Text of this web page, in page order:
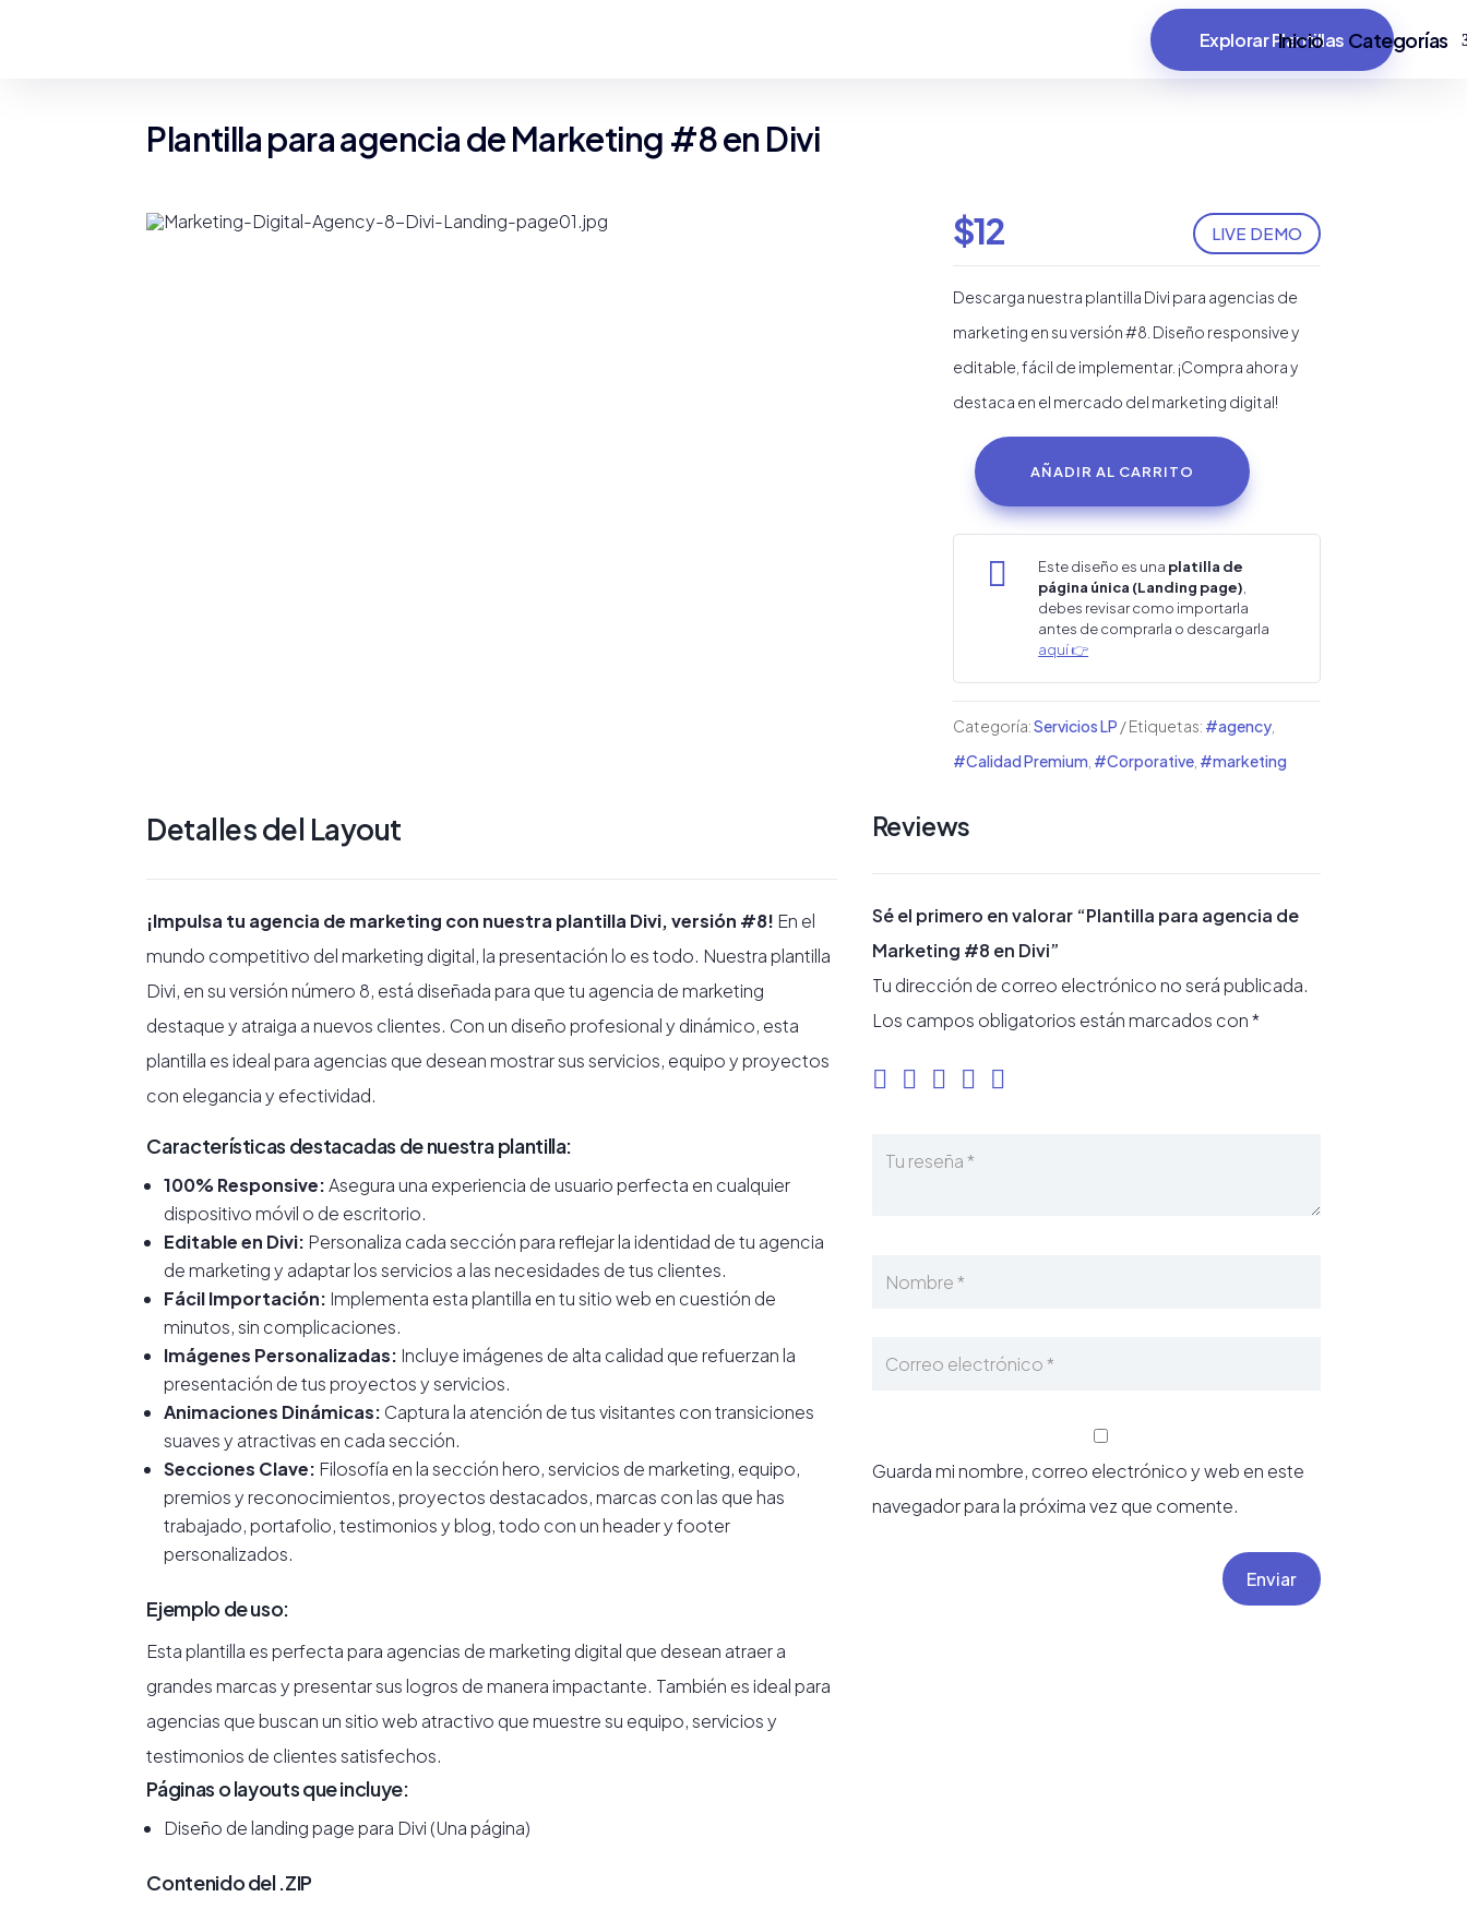
Inicio Categorías
Explorar Plantillas
Plantilla para agencia de Marketing #8 en Divi
LIVE DEMO
$12
Descarga nuestra plantilla Divi para agencias de
marketing en su versión #8. Diseño responsive y
editable, fácil de implementar. ¡Compra ahora y
destaca en el mercado del marketing digital!
Plantilla
agencia
Divi
cantidad
AÑADIR AL CARRITO
 Este diseño es una platilla de
página única (Landing page)
debes revisar como importarla
antes de comprarla o descargarla
aquí 👉
Categoría:Servicios LP Etiquetas: #agency,
#Calidad Premium #Corporative, #marketing
Detalles del Layout
¡Impulsa tu agencia de marketing con nuestra plantilla Divi, versión #8! En el
mundo competitivo del marketing digital, la presentación lo es todo. Nuestra plantilla
Divi, en su versión número 8, está diseñada para que tu agencia de marketing
destaque y atraiga a nuevos clientes. Con un diseño profesional y dinámico, esta
plantilla es ideal para agencias que desean mostrar sus servicios, equipo y proyectos
con elegancia y efectividad.
Características destacadas de nuestra plantilla:
100% Responsive:Asegura una experiencia de usuario perfecta en cualquier
dispositivo móvil o de escritorio.
Editable en Divi: Personaliza cada sección para reflejar la identidad de tu agencia
de marketing y adaptar los servicios a las necesidades de tus clientes.
Fácil Importación: Implementa esta plantilla en tu sitio web en cuestión de
minutos, sin complicaciones.
Imágenes Personalizadas: Incluye imágenes de alta calidad que refuerzan la
presentación de tus proyectos y servicios.
Animaciones Dinámicas: Captura la atención de tus visitantes con transiciones
suaves y atractivas en cada sección.
Secciones Clave: Filosofía en la sección hero, servicios de marketing, equipo,
premios y reconocimientos, proyectos destacados, marcas con las que has
trabajado, portafolio, testimonios y blog, todo con un header y footer
personalizados.
Ejemplo de uso:
Esta plantilla es perfecta para agencias de marketing digital que desean atraer a
grandes marcas y presentar sus logros de manera impactante. También es ideal para
agencias que buscan un sitio web atractivo que muestre su equipo, servicios y
testimonios de clientes satisfechos.
Páginas o layouts que incluye:
Diseño de landing page para Divi (Una página)
Contenido del .ZIP
Reviews
Sé el primero en valorar “Plantilla para agencia de
Marketing #8 en Divi”
Tu dirección de correo electrónico no será publicada.
Los campos obligatorios están marcados con*
Guarda mi nombre, correo electrónico y web en este
navegador para la próxima vez que comente.
Enviar